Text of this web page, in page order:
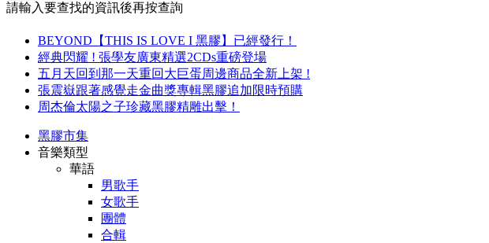
請輸入要查找的資訊後再按查詢
BEYOND【THIS IS LOVE I 黑膠】已經發行！
經典閃耀 ! 張學友廣東精選2CDs重磅登場
五月天回到那一天重回大巨蛋周邊商品全新上架 !
張震嶽跟著感覺走金曲獎專輯黑膠追加限時預購
周杰倫太陽之子珍藏黑膠精雕出擊！
黑膠市集
音樂類型
華語
男歌手
女歌手
團體
合輯